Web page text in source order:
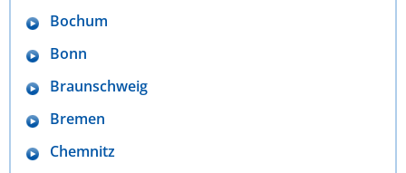
Bochum
Bonn
Braunschweig
Bremen
Chemnitz